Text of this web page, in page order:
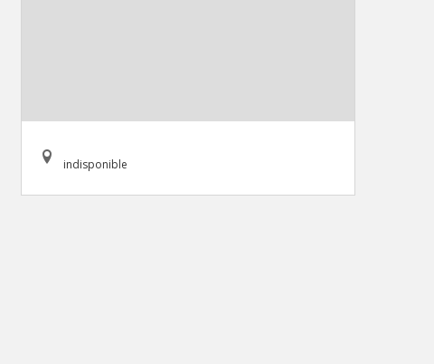
indisponible